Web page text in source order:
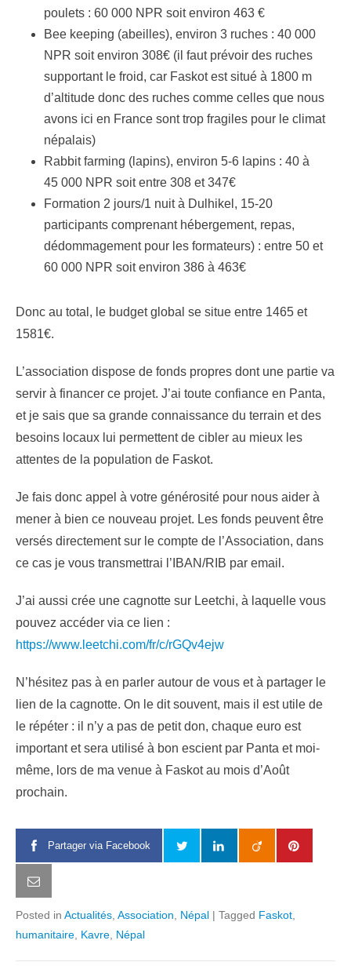
poulets : 60 000 NPR soit environ 463 €
Bee keeping (abeilles), environ 3 ruches : 40 000
NPR soit environ 308€ (il faut prévoir des ruches
supportant le froid, car Faskot est situé à 1800 m
d’altitude donc des ruches comme celles que nous
avons ici en France sont trop fragiles pour le climat
népalais)
Rabbit farming (lapins), environ 5-6 lapins : 40 à
45 000 NPR soit entre 308 et 347€
Formation 2 jours/1 nuit à Dulhikel, 15-20
participants comprenant hébergement, repas,
dédommagement pour les formateurs) : entre 50 et
60 000 NPR soit environ 386 à 463€
Donc au total, le budget global se situe entre 1465 et
1581€.
L’association dispose de fonds propres dont une partie va
servir à financer ce projet. J’ai toute confiance en Panta,
et je sais que sa grande connaissance du terrain et des
besoins locaux lui permettent de cibler au mieux les
attentes de la population de Faskot.
Je fais donc appel à votre générosité pour nous aider à
mener à bien ce nouveau projet. Les fonds peuvent être
versés directement sur le compte de l’Association, dans
ce cas je vous transmettrai l’IBAN/RIB par email.
J’ai aussi crée une cagnotte sur Leetchi, à laquelle vous
pouvez accéder via ce lien :
https://www.leetchi.com/fr/c/rGQv4ejw
N’hésitez pas à en parler autour de vous et à partager le
lien de la cagnotte. On le dit souvent, mais il est utile de
le répéter : il n’y a pas de petit don, chaque euro est
important et sera utilisé à bon escient par Panta et moi-
même, lors de ma venue à Faskot au mois d’Août
prochain.
Partager via Facebook
Posted in Actualités Association Népal | Tagged Faskot
humanitaire Kavre Népal